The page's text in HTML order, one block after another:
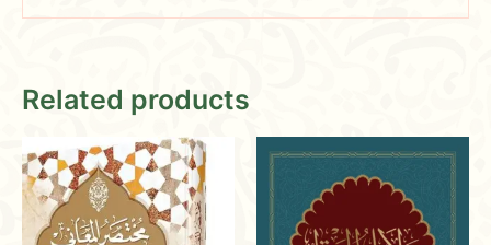
Only logged in customers who have purchased this
product may leave a review.
Related products